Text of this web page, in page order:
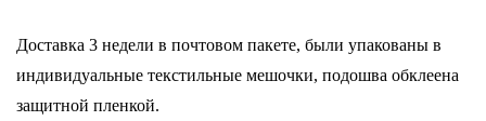
Доставка 3 недели в почтовом пакете, были упакованы в
индивидуальные текстильные мешочки, подошва обклеена
защитной пленкой.